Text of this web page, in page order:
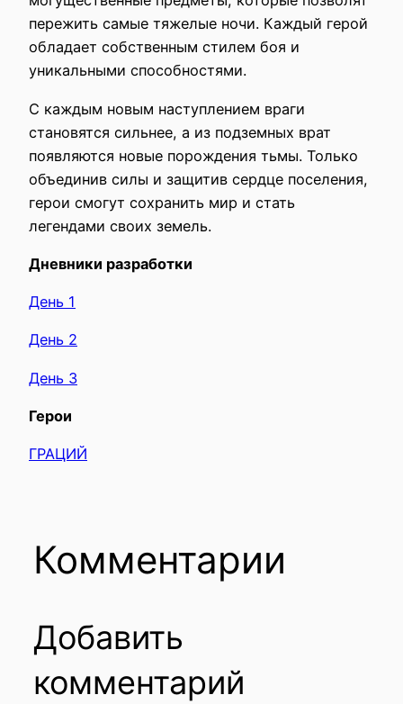
пережить самые тяжелые ночи. Каждый герой
обладает собственным стилем боя и
уникальными способностями.
С каждым новым наступлением враги
становятся сильнее, а из подземных врат
появляются новые порождения тьмы. Только
объединив силы и защитив сердце поселения,
герои смогут сохранить мир и стать
легендами своих земель.
Дневники разработки
День 1
День 2
День 3
Герои
ГРАЦИЙ
Комментарии
Добавить
комментарий